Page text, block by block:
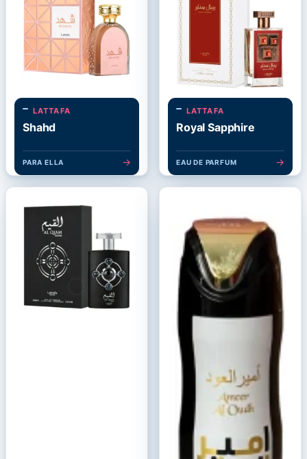
LATTAFA
Shahd
PARA ELLA →
LATTAFA
Royal Sapphire
EAU DE PARFUM →